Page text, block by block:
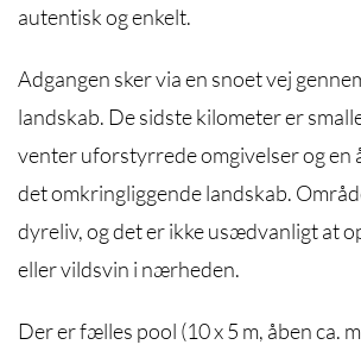
autentisk og enkelt.
Adgangen sker via en snoet vej
landskab. De sidste kilometer er
venter uforstyrrede omgivelser og en
det omkringliggende landskab.
dyreliv, og det er ikke usædvanligt at
eller vildsvin i nærheden.
Der er fælles pool (10 x 5 m, åben ca.